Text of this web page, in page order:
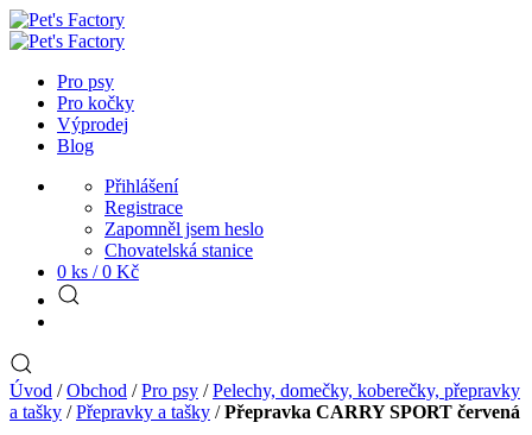
Pro psy
Pro kočky
Výprodej
Blog
Přihlášení
Registrace
Zapomněl jsem heslo
Chovatelská stanice
0 ks / 0 Kč
Úvod /Obchod /Pro psy /Pelechy, domečky, koberečky, přepravky
a tašky /Přepravky a tašky /Přepravka CARRY SPORT červená